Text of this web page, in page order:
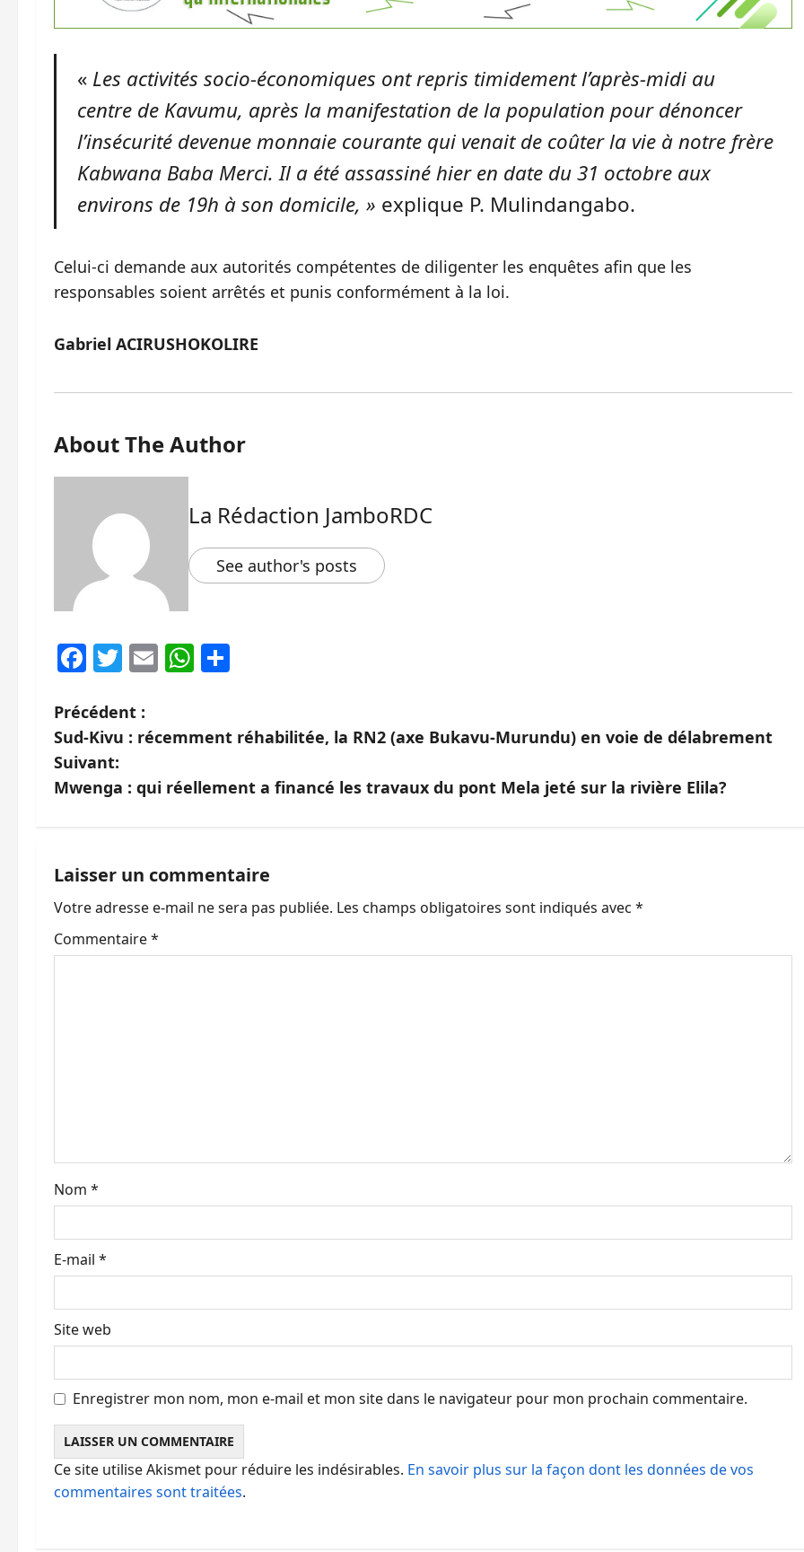
« Les activités socio-économiques ont repris timidement l’après-midi au
centre de Kavumu, après la manifestation de la population pour dénoncer
l’insécurité devenue monnaie courante qui venait de coûter la vie à notre frère
Kabwana Baba Merci. Il a été assassiné hier en date du 31 octobre aux
environs de 19h à son domicile, » explique P. Mulindangabo.
Celui-ci demande aux autorités compétentes de diligenter les enquêtes afin que les
responsables soient arrêtés et punis conformément à la loi.
Gabriel ACIRUSHOKOLIRE
About The Author
La Rédaction JamboRDC
See author's posts
Facebook
Twitter
EmailWhatsApp
N
a
v
g
a
t
a
r
t
i
c
l
e
Précédent :
Sud-Kivu : récemment réhabilitée, la RN2 (axe Bukavu-Murundu) en voie de délabrement
Suivant:
Mwenga : qui réellement a financé les travaux du pont Mela jeté sur la rivière Elila?
Laisser un commentaire
Votre adresse e-mail ne sera pas publiée. Les champs obligatoires sont indiqués avec *
Commentaire*
Nom *
E-mail *
Site web
Enregistrer mon nom, mon e-mail et mon site dans le navigateur pour mon prochain commentaire.
Ce site utilise Akismet pour réduire les indésirables. En savoir plus sur la façon dont les données de vos
commentaires sont traitées.